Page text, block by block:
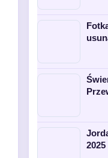
2025